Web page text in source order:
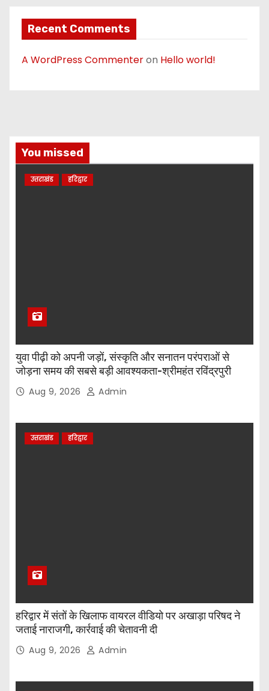
Recent Comments
A WordPress Commenteron Hello world!
You missed
उत्तराखंड हरिद्वार
युवा पीढ़ी को अपनी जड़ों, संस्कृति और सनातन परंपराओं से
जोड़ना समय की सबसे बड़ी आवश्यकता-श्रीमहंत रविंद्रपुरी
Aug 9, 2026 Admin
उत्तराखंड हरिद्वार
हरिद्वार में संतों के खिलाफ वायरल वीडियो पर अखाड़ा परिषद ने
जताई नाराजगी, कार्रवाई की चेतावनी दी
Aug 9, 2026 Admin